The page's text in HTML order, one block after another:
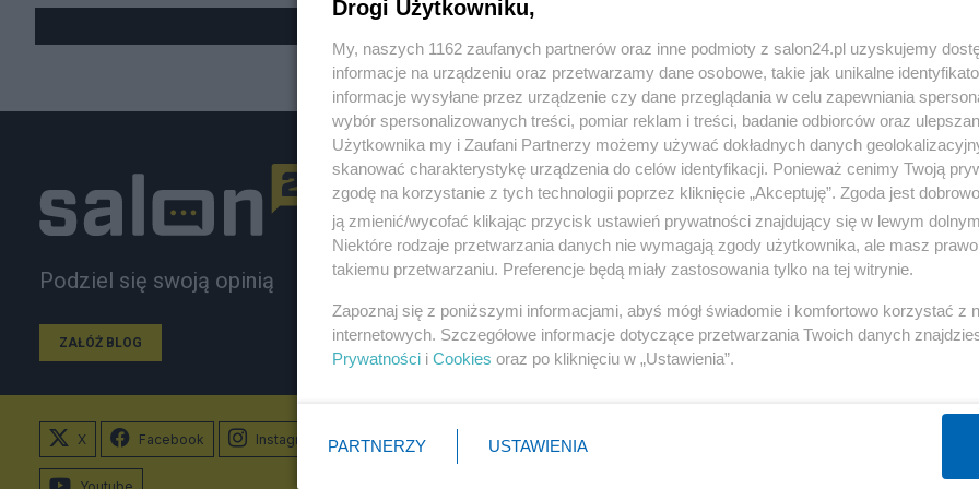
Podziel się swoją opinią
ZAŁÓŻ BLOG
Polityka
Rosja
PiS
Prezydent
NATO
Gospodarka
Biznes
Pieniądze
Centralny Port Komunikacyjny
Inwestycje
Podatki
X Facebook Instagram
Youtube
Drogi Użytkowniku,
My, naszych 1162 zaufanych partnerów oraz inne podmioty z salon24.pl uzyskujemy
informacje na urządzeniu oraz przetwarzamy dane osobowe, takie jak unikalne
informacje wysyłane przez urządzenie czy dane przeglądania w celu zapewniania
wybór spersonalizowanych treści, pomiar reklam i treści, badanie odbiorców oraz
Użytkownika my i Zaufani Partnerzy możemy używać dokładnych danych
skanować charakterystykę urządzenia do celów identyfikacji. Ponieważ cenimy Twoją
zgodę na korzystanie z tych technologii poprzez kliknięcie „Akceptuję”. Zgoda jest
ją zmienić/wycofać klikając przycisk ustawień prywatności znajdujący się w lewym
Niektóre rodzaje przetwarzania danych nie wymagają zgody użytkownika, ale masz
takiemu przetwarzaniu. Preferencje będą miały zastosowania tylko na tej witrynie.
Zapoznaj się z poniższymi informacjami, abyś mógł świadomie i komfortowo korzystać z
internetowych. Szczegółowe informacje dotyczące przetwarzania Twoich danych
Prywatności i Cookies oraz po kliknięciu w „Ustawienia”.
PARTNERZY USTAWIENIA